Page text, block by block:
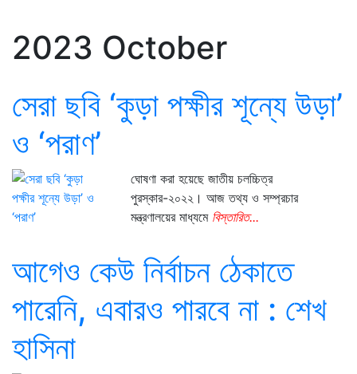
2023 October
সেরা ছবি ‘কুড়া পক্ষীর শূন্যে উড়া’
ও ‘পরাণ’
ঘোষণা করা হয়েছে জাতীয় চলচ্চিত্র
পুরস্কার-২০২২। আজ তথ্য ও সম্প্রচার
মন্ত্রণালয়ের মাধ্যমে বিস্তারিত...
আগেও কেউ নির্বাচন ঠেকাতে
পারেনি, এবারও পারবে না : শেখ
হাসিনা